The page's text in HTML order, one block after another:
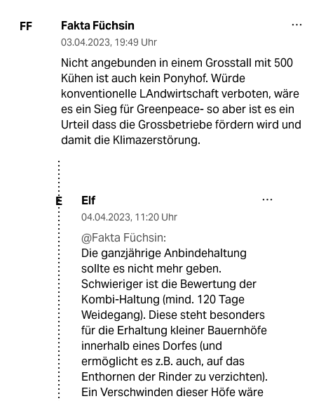
FF Fakta Füchsin
03.04.2023, 19:49 Uhr
Nicht angebunden in einem Grosstall mit 500
Kühen ist auch kein Ponyhof. Würde
konventionelle LAndwirtschaft verboten, wäre
es ein Sieg für Greenpeace- so aber ist es ein
Urteil dass die Grossbetriebe fördern wird und
damit die Klimazerstörung.
E Elf
04.04.2023, 11:20 Uhr
@Fakta Füchsin:
Die ganzjährige Anbindehaltung
sollte es nicht mehr geben.
Schwieriger ist die Bewertung der
Kombi-Haltung (mind. 120 Tage
Weidegang). Diese steht besonders
für die Erhaltung kleiner Bauernhöfe
innerhalb eines Dorfes (und
ermöglicht es z.B. auch, auf das
Enthornen der Rinder zu verzichten).
Ein Verschwinden dieser Höfe wäre